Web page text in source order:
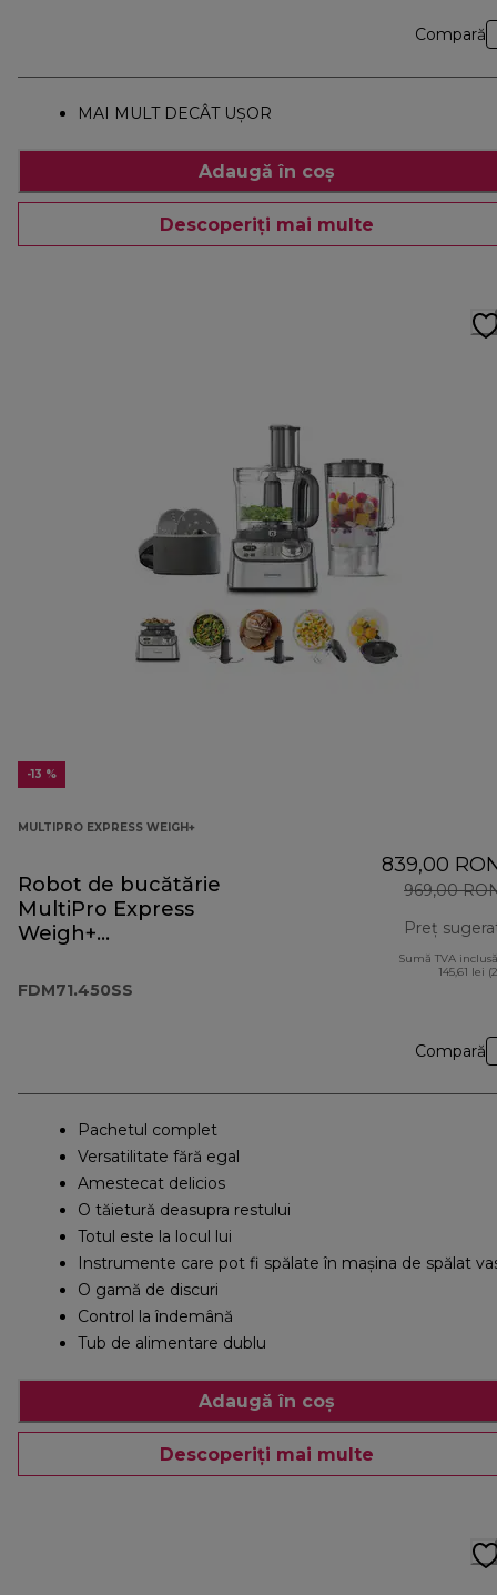
Compară
MAI MULT DECÂT UŞOR
Adaugă în coș
Descoperiți mai multe
-13 %
MULTIPRO EXPRESS WEIGH+
Robot de bucătărie
MultiPro Express
Weigh+
FDM71.450SS
839,00
969,00
Preț
Sumă TVA
145,61 lei
Compară
Pachetul complet
Versatilitate fără egal
Amestecat delicios
O tăietură deasupra restului
Totul este la locul lui
Instrumente care pot fi spălate în maşina de spălat
O gamă de discuri
Control la îndemână
Tub de alimentare dublu
Adaugă în coș
Descoperiți mai multe